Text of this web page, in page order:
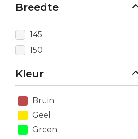
Breedte
145
150
Kleur
Bruin
Geel
Groen